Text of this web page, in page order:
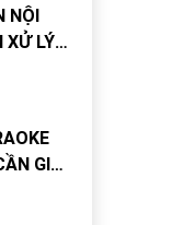
NỘI
XỬ LÝ
GIẢI